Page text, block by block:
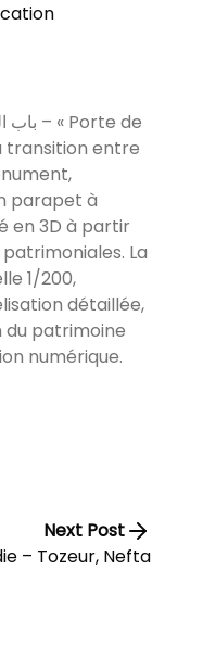
transition entre
parapet à
en 3D à partir
La
1/200,
détaillée,
patrimoine
numérique.
Next Post
– Tozeur, Nefta